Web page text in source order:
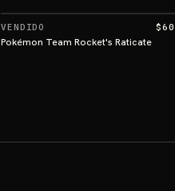
VENDIDO $60
Pokémon Team Rocket's Raticate